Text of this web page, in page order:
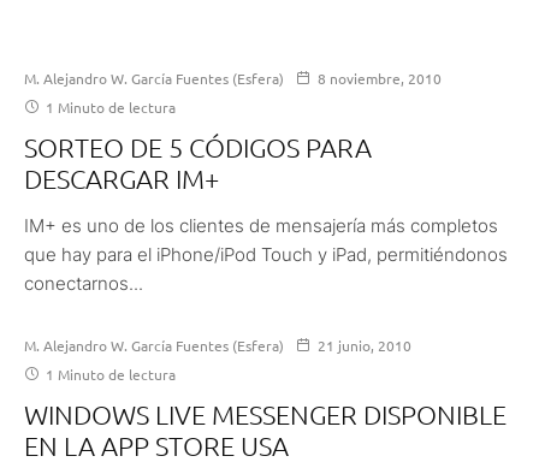
M. Alejandro W. García Fuentes (Esfera)
8 noviembre, 2010
1 Minuto de lectura
SORTEO DE 5 CÓDIGOS PARA
DESCARGAR IM+
IM+ es uno de los clientes de mensajería más completos
que hay para el iPhone/iPod Touch y iPad, permitiéndonos
conectarnos...
M. Alejandro W. García Fuentes (Esfera)
21 junio, 2010
1 Minuto de lectura
WINDOWS LIVE MESSENGER DISPONIBLE
EN LA APP STORE USA